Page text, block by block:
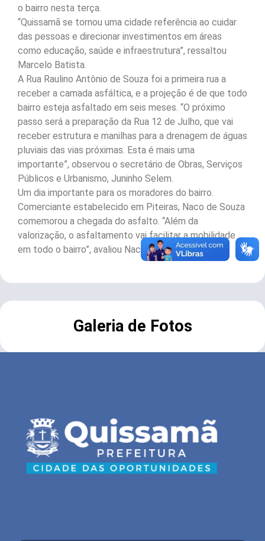
o bairro nesta terça.
“Quissamã se tornou uma cidade referência ao cuidar
das pessoas e direcionar investimentos em áreas
como educação, saúde e infraestrutura”, ressaltou
Marcelo Batista.
A Rua Raulino Antônio de Souza foi a primeira rua a
receber a camada asfáltica, e a projeção é de que todo
bairro esteja asfaltado em seis meses. “O próximo
passo será a preparação da Rua 12 de Julho, que vai
receber estrutura e manilhas para a drenagem de águas
pluviais das vias próximas. Esta é mais uma
importante”, observou o secretário de Obras, Serviços
Públicos e Urbanismo, Juninho Selem.
Um dia importante para os moradores do bairro.
Comerciante estabelecido em Piteiras, Naco de Souza
comemorou a chegada do asfalto. “Além da
valorização, o asfaltamento vai facilitar a mobilidade
em todo o bairro”, avaliou Naco.
Galeria de Fotos